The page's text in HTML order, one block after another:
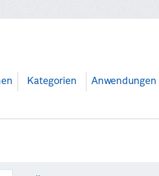
Kategorien Anwendungen